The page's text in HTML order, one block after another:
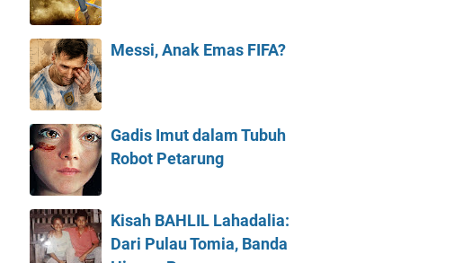
Messi, Anak Emas FIFA?
Gadis Imut dalam Tubuh
Robot Petarung
Kisah BAHLIL Lahadalia:
Dari Pulau Tomia, Banda